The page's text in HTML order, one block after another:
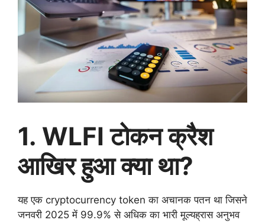
1. WLFI टोकन क्रैश
आखिर हुआ क्या था?
यह एक cryptocurrency token का अचानक पतन था जिसने
जनवरी 2025 में 99.9% से अधिक का भारी मूल्यह्रास अनुभव